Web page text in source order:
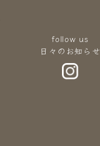
follow us
日々のお知らせ